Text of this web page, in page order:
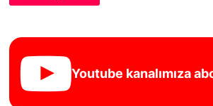
Youtube kanalımıza